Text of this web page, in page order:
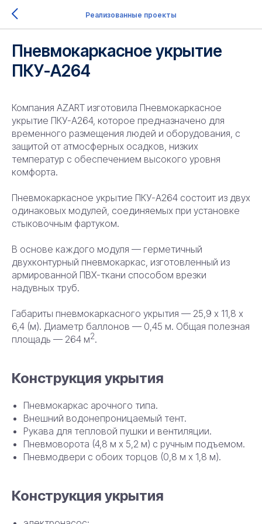
Реализованные проекты
Пневмокаркасное укрытие
ПКУ-А264
Компания AZART изготовила Пневмокаркасное
укрытие ПКУ-А264, которое предназначено для
временного размещения людей и оборудования, с
защитой от атмосферных осадков, низких
температур с обеспечением высокого уровня
комфорта.
Пневмокаркасное укрытие ПКУ-А264 состоит из двух
одинаковых модулей, соединяемых при установке
стыковочным фартуком.
В основе каждого модуля — герметичный
двухконтурный пневмокаркас, изготовленный из
армированной ПВХ-ткани способом врезки
надувных труб.
Габариты пневмокаркасного укрытия — 25,9 х 11,8 х
6,4 (м). Диаметр баллонов — 0,45 м. Общая полезная
площадь — 264 м2.
Конструкция укрытия
Пневмокаркас арочного типа.
Внешний водонепроницаемый тент.
Рукава для тепловой пушки и вентиляции.
Пневмоворота (4,8 м х 5,2 м) с ручным подъемом.
Пневмодвери с обоих торцов (0,8 м х 1,8 м).
Конструкция укрытия